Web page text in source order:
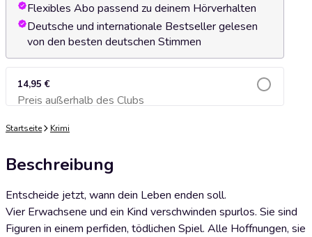
Flexibles Abo passend zu deinem Hörverhalten
Deutsche und internationale Bestseller gelesen
von den besten deutschen Stimmen
14,95 €
Preis außerhalb des ClubsZum Warenkorb hinzufügen
Startseite Krimi
Beschreibung
Entscheide jetzt, wann dein Leben enden soll.
Vier Erwachsene und ein Kind verschwinden spurlos. Sie sind
Figuren in einem perfiden, tödlichen Spiel. Alle Hoffnungen, sie